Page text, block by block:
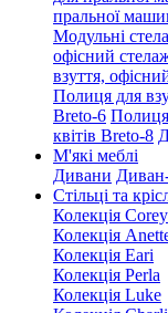
пральної
Модульні
офісний
взуття,
Полиця для
Breto-6 Полиця
квітів Breto-8
М'які меблі
Дивани
Стільці та
Колекція Corey
Колекція
Колекція Eari
Колекція Perla
Колекція Luke